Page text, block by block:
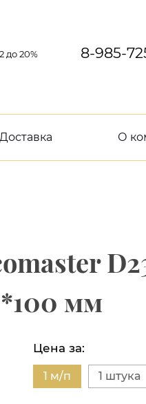
до 20% 8-985-
Доставка О
мм
Цена за:
1 м/п 1 штука